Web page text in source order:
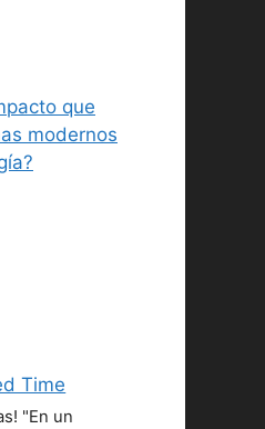
que
modernos
Time
"En un